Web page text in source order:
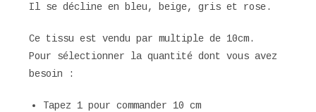
Il se décline en bleu, beige, gris et rose.
Ce tissu est vendu par multiple de 10cm.
Pour sélectionner la quantité dont vous avez
besoin :
Tapez 1 pour commander 10 cm